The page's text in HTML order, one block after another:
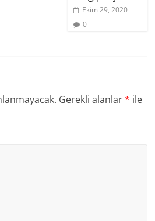
Ekim 29, 2020
0
Gerekli alanlar* ile